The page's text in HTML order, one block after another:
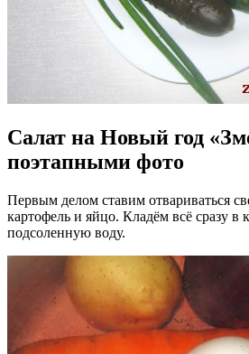
Салат на Новый год
поэтапными фото
Первым делом ставим отвариваться
картофель и яйцо. Кладём всё сразу в
подсоленную воду.